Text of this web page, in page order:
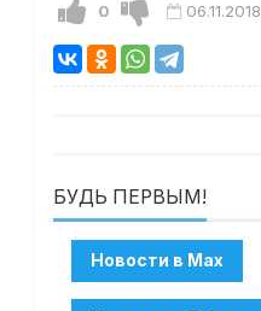
0 06.11.2018
БУДЬ ПЕРВЫМ!